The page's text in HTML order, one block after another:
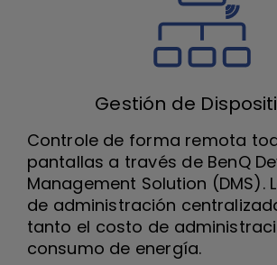
Gestión de
Controle de forma remota
pantallas a través de BenQ
Management Solution (DMS).
de administración
tanto el costo de
consumo de energía.